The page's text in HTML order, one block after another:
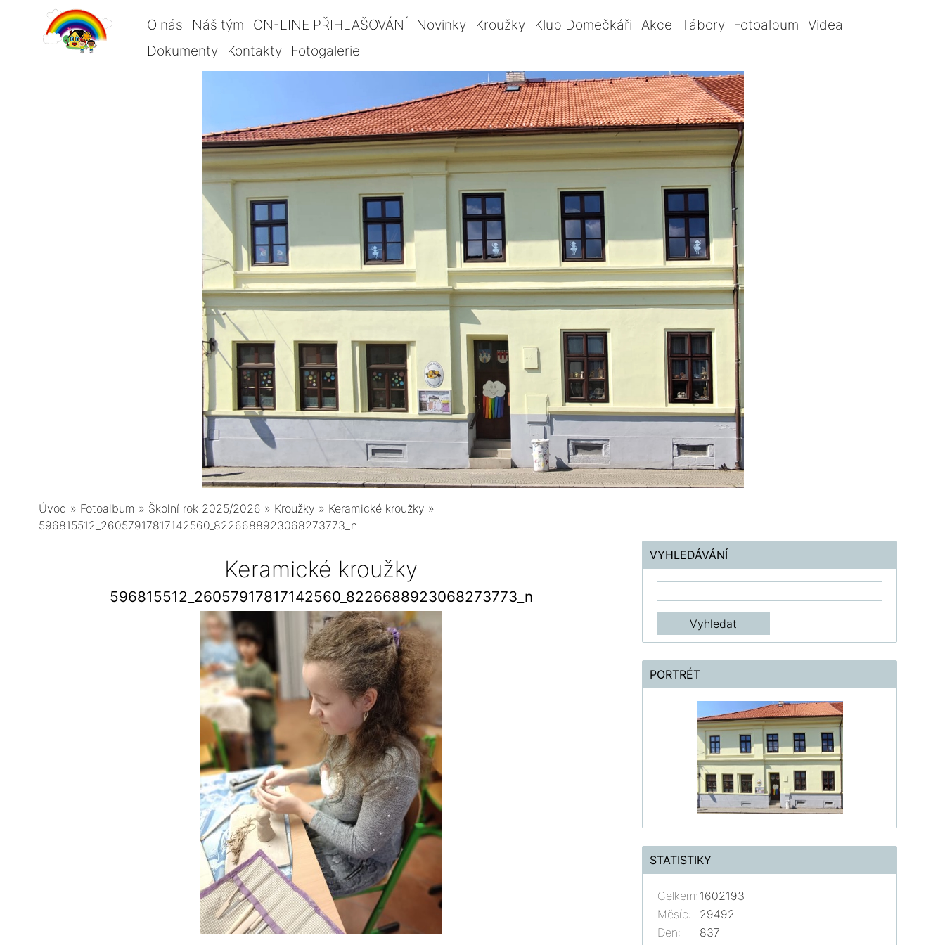
O nás Náš tým ON-LINE PŘIHLAŠOVÁNÍ Novinky Kroužky Klub Domečkáři Akce Tábory Fotoalbum Videa
Dokumenty
Kontakty Fotogalerie
Úvod » Fotoalbum » Školní rok 2025/2026 » Kroužky » Keramické kroužky »
596815512_26057917817142560_8226688923068273773_n
Keramické kroužky
596815512_26057917817142560_8226688923068273773_n
VYHLEDÁVÁNÍ
PORTRÉT
STATISTIKY
Celkem: 1602193
Měsíc:
29492
Den:
837